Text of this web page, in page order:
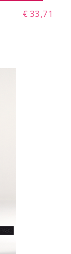
€ 33,71